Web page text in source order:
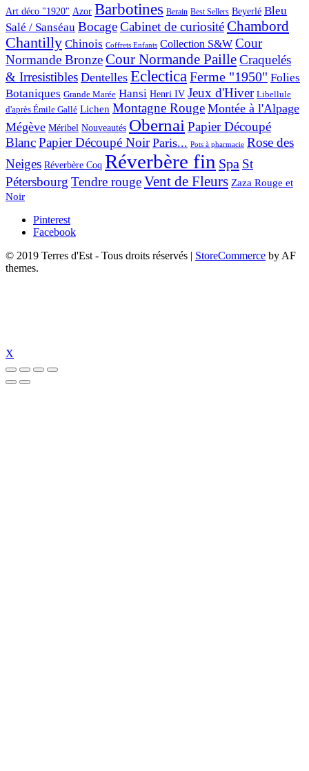
Art déco "1920" Azor Barbotines Berain Best Sellers Beyerlé Bleu
Salé / Sanséau BocageCabinet de curiositéChambord
Chantilly Chinois Coffrets Enfants Collection S&W Cour
Normande BronzeCour Normande PailleCraquelés
& Irresistibles Dentelles EclecticaFerme "1950" Folies
Botaniques Grande Marée Hansi Henri IV Jeux d'Hiver Libellule
d'après Émile Gallé Lichen Montagne Rouge Montée à l'Alpage
Mégève Méribel Nouveautés ObernaiPapier Découpé
BlancPapier Découpé Noir Paris... Pots à pharmacie Rose des
Neiges Réverbère Coq Réverbère fin Spa St
Pétersbourg Tendre rougeVent de Fleurs Zaza Rouge et
Noir
Pinterest
Facebook
© 2019 Terres d'Est - Tous droits réservés
StoreCommerce by AF
themes.
X